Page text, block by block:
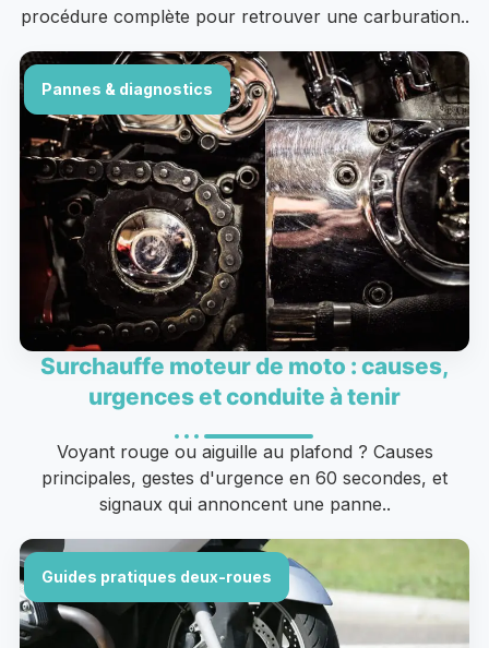
procédure complète pour retrouver une carburation..
Pannes & diagnostics
Surchauffe moteur de moto : causes,
urgences et conduite à tenir
Voyant rouge ou aiguille au plafond ? Causes
principales, gestes d'urgence en 60 secondes, et
signaux qui annoncent une panne..
Guides pratiques deux-roues